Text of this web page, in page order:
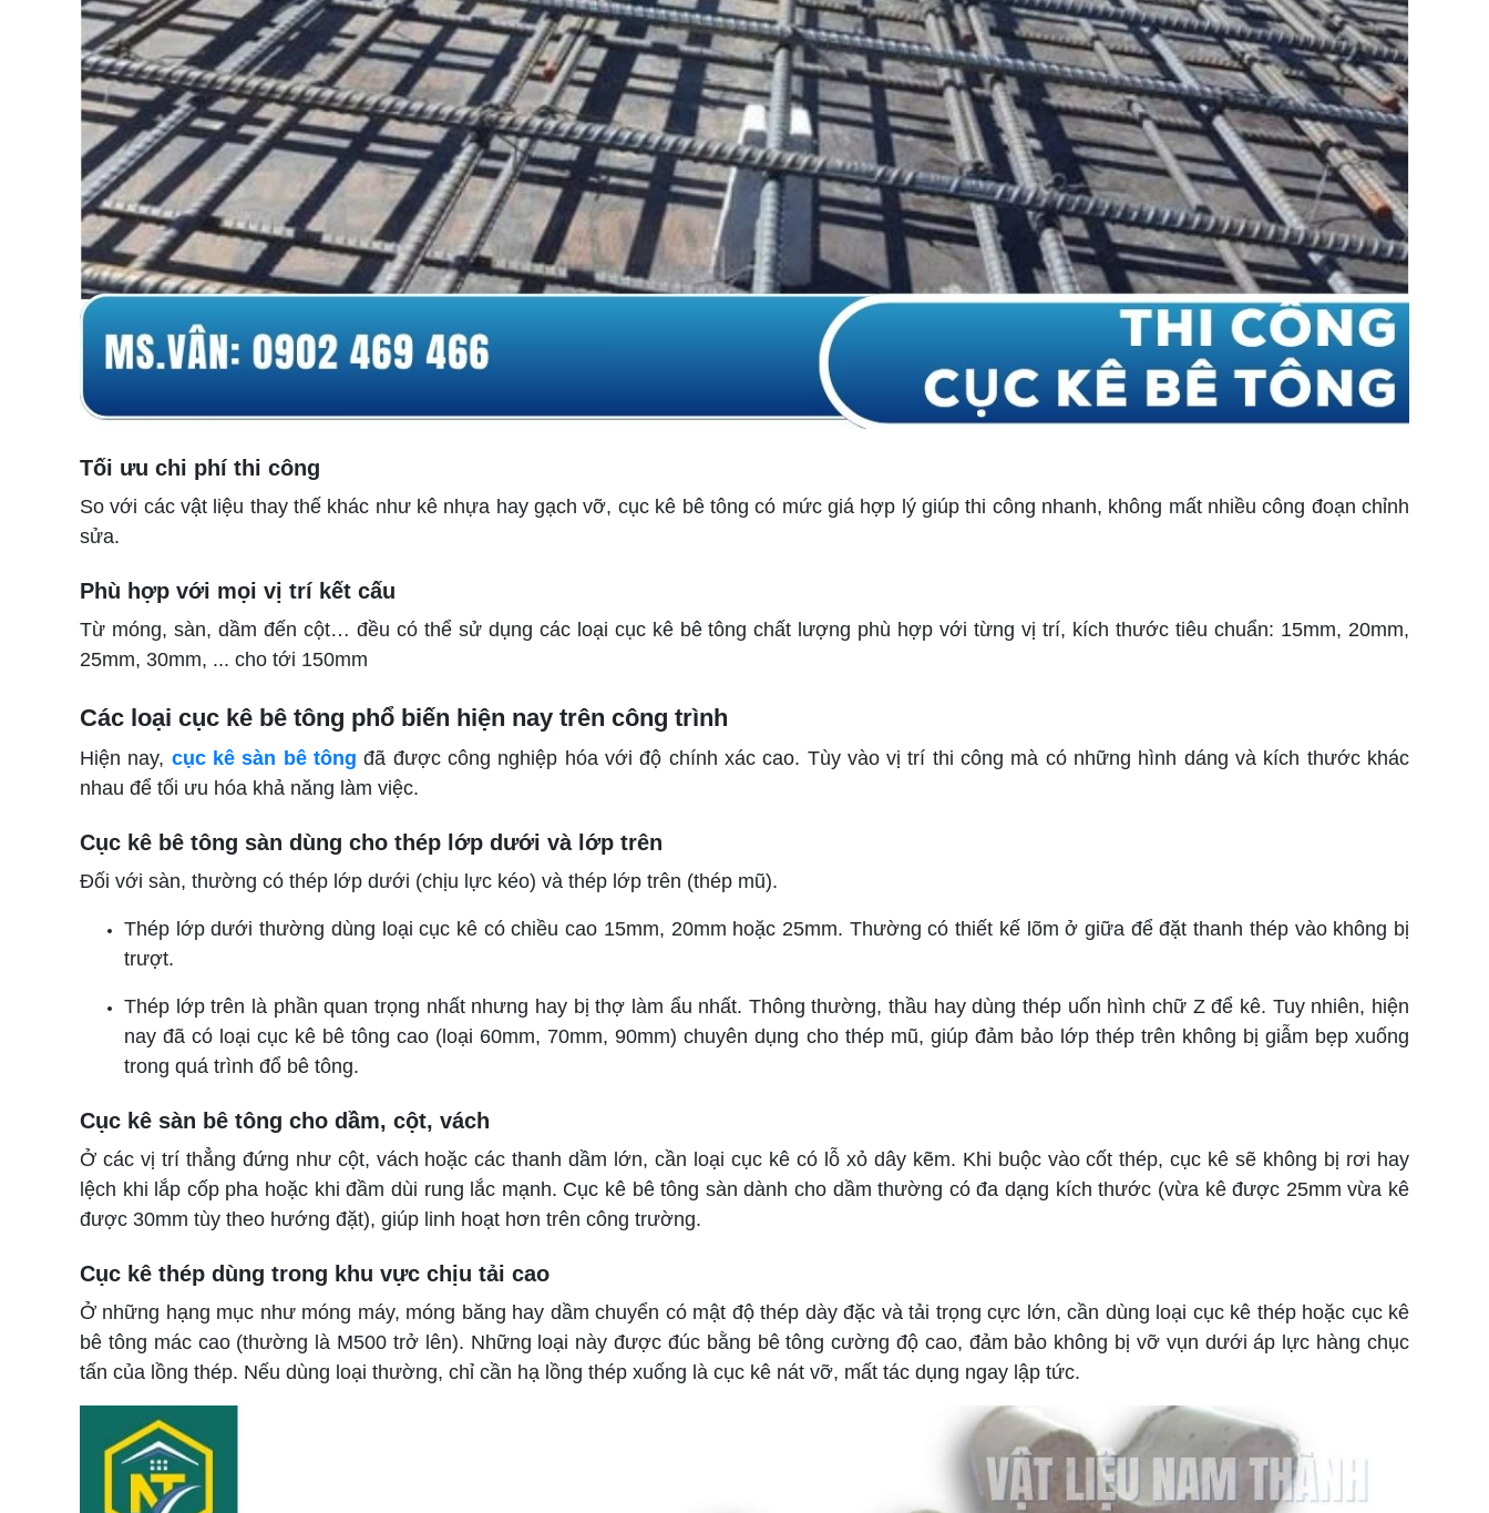
Tối ưu chi phí thi công
So với các vật liệu thay thế khác như kê nhựa hay gạch vỡ, cục kê bê tông có mức giá hợp lý giúp thi công nhanh, không mất nhiều công đoạn chỉnh
sửa.
Phù hợp với mọi vị trí kết cấu
Từ móng, sàn, dầm đến cột… đều có thể sử dụng các loại cục kê bê tông chất lượng phù hợp với từng vị trí, kích thước tiêu chuẩn: 15mm, 20mm,
25mm, 30mm, ... cho tới 150mm
Các loại cục kê bê tông phổ biến hiện nay trên công trình
Hiện nay, cục kê sàn bê tông đã được công nghiệp hóa với độ chính xác cao. Tùy vào vị trí thi công mà có những hình dáng và kích thước khác
nhau để tối ưu hóa khả năng làm việc.
Cục kê bê tông sàn dùng cho thép lớp dưới và lớp trên
Đối với sàn, thường có thép lớp dưới (chịu lực kéo) và thép lớp trên (thép mũ).
Thép lớp dưới thường dùng loại cục kê có chiều cao 15mm, 20mm hoặc 25mm. Thường có thiết kế lõm ở giữa để đặt thanh thép vào không bị
trượt.
Thép lớp trên là phần quan trọng nhất nhưng hay bị thợ làm ẩu nhất. Thông thường, thầu hay dùng thép uốn hình chữ Z để kê. Tuy nhiên, hiện
nay đã có loại cục kê bê tông cao (loại 60mm, 70mm, 90mm) chuyên dụng cho thép mũ, giúp đảm bảo lớp thép trên không bị giẫm bẹp xuống
trong quá trình đổ bê tông.
Cục kê sàn bê tông cho dầm, cột, vách
Ở các vị trí thẳng đứng như cột, vách hoặc các thanh dầm lớn, cần loại cục kê có lỗ xỏ dây kẽm. Khi buộc vào cốt thép, cục kê sẽ không bị rơi hay
lệch khi lắp cốp pha hoặc khi đầm dùi rung lắc mạnh. Cục kê bê tông sàn dành cho dầm thường có đa dạng kích thước (vừa kê được 25mm vừa kê
được 30mm tùy theo hướng đặt), giúp linh hoạt hơn trên công trường.
Cục kê thép dùng trong khu vực chịu tải cao
Ở những hạng mục như móng máy, móng băng hay dầm chuyển có mật độ thép dày đặc và tải trọng cực lớn, cần dùng loại cục kê thép hoặc cục kê
bê tông mác cao (thường là M500 trở lên). Những loại này được đúc bằng bê tông cường độ cao, đảm bảo không bị vỡ vụn dưới áp lực hàng chục
tấn của lồng thép. Nếu dùng loại thường, chỉ cần hạ lồng thép xuống là cục kê nát vỡ, mất tác dụng ngay lập tức.